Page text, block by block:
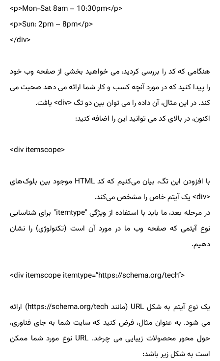
<p>Mon-Sat 8am – 10:30pm</p>
<p>Sun: 2pm – 8pm</p>
</div>
هنگامی که کد را بررسی کردید، می خواهید بخشی از صفحه وب خود
را پیدا کنید که در مورد آنچه کسب و کار شما ارائه می دهد صحبت می
کند. در این مثال، آن داده را می توان بین دو تگ <div> یافت.
اکنون، در بالای کد می توانید این را اضافه کنید:
<div itemscope>
با افزودن این تگ، بیان می‌کنیم که کد HTML موجود بین بلوک‌های
<div> یک آیتم خاص را مشخص می‌کند.
در مرحله بعد، ما باید با استفاده از ویژگی "itemtype" برای شناسایی
نوع آیتمی که صفحه وب ما در مورد آن است (تکنولوژی) را نشان
دهیم.
<div itemscope itemtype=”https://schema.org/tech”>
یک نوع آیتم به شکل URL (مانند https://schema.org/tech) ارائه
می شود. به عنوان مثال، فرض کنید که سایت شما به جای فناوری،
حول محور محصولات زیبایی می چرخد. URL نوع مورد شما ممکن
است به شکل زیر باشد: